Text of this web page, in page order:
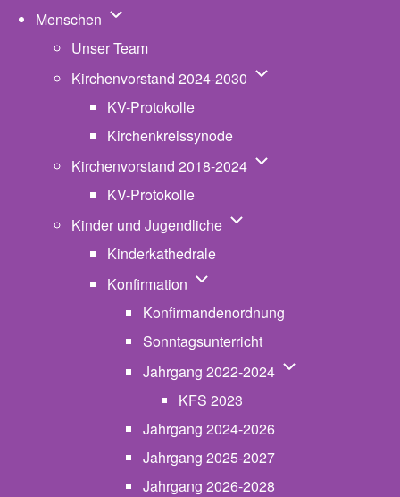
Menschen Unternavigation von Menschen
Unser Team
Kirchenvorstand 2024-2030 Unternavigation von
KV-Protokolle
Kirchenkreissynode
Kirchenvorstand 2018-2024 Unternavigation von
KV-Protokolle
Kinder und Jugendliche Unternavigation von
Kinderkathedrale
Konfirmation Unternavigation von
Konfirmandenordnung
Sonntagsunterricht
Jahrgang 2022-2024 Unternavigation
KFS 2023
Jahrgang 2024-2026
Jahrgang 2025-2027
Jahrgang 2026-2028